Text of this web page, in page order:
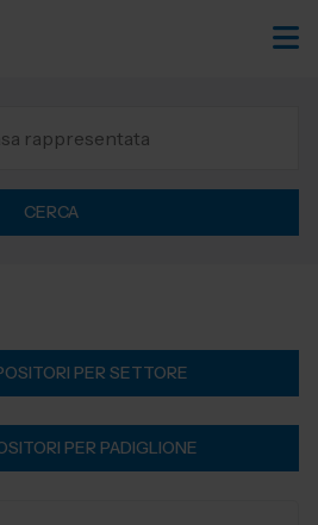
CERCA
PER SETTORE
PER PADIGLIONE